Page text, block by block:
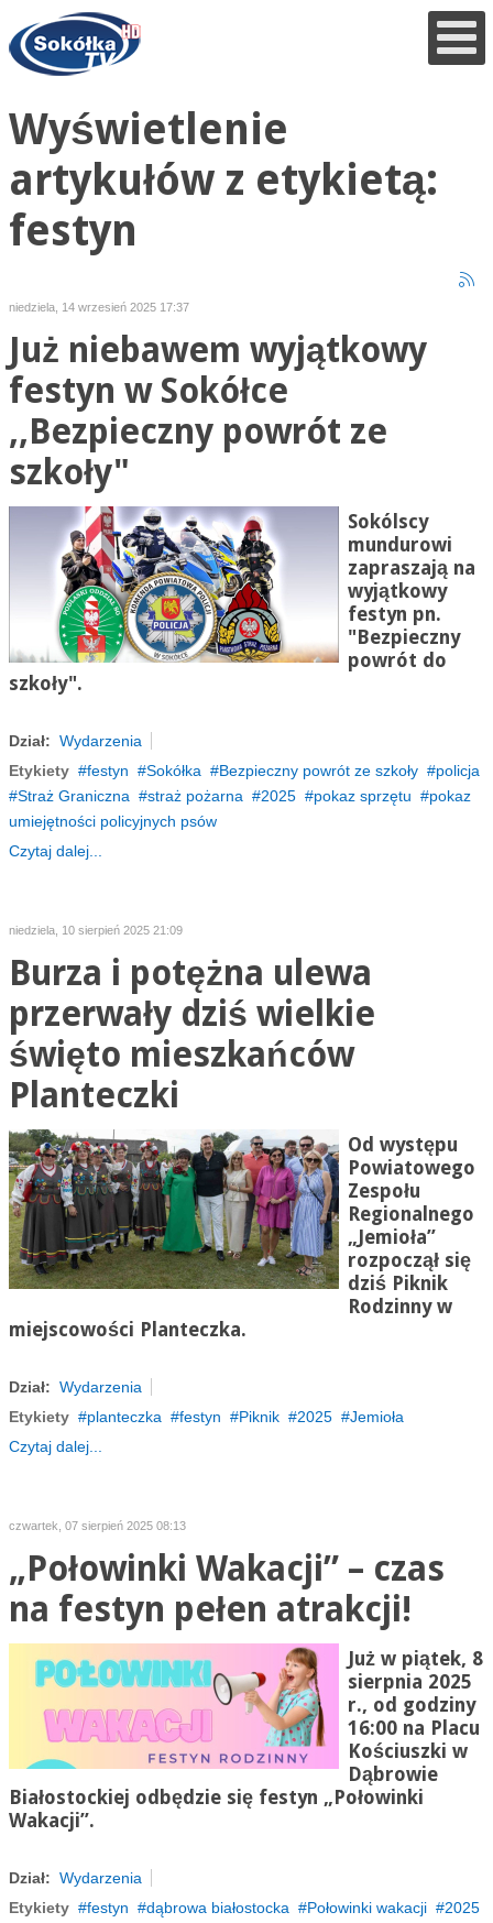
Wyświetlenie
artykułów z etykietą:
festyn
niedziela, 14 wrzesień 2025 17:37
Już niebawem wyjątkowy
festyn w Sokółce
,,Bezpieczny powrót ze
szkoły"
Sokólscy
mundurowi
zapraszają na
wyjątkowy
festyn pn.
"Bezpieczny
powrót do
szkoły".
Dział: Wydarzenia
Etykiety
festyn Sokółka Bezpieczny powrót ze szkoły
policja
Straż Graniczna
straż pożarna 2025 pokaz sprzętu
pokaz
umiejętności policyjnych psów
Czytaj dalej...
niedziela, 10 sierpień 2025 21:09
Burza i potężna ulewa
przerwały dziś wielkie
święto mieszkańców
Planteczki
Od występu
Powiatowego
Zespołu
Regionalnego
„Jemioła”
rozpoczął się
dziś Piknik
Rodzinny w
miejscowości Planteczka.
Dział: Wydarzenia
Etykiety
planteczka festyn Piknik 2025
Jemioła
Czytaj dalej...
czwartek, 07 sierpień 2025 08:13
„Połowinki Wakacji” – czas
na festyn pełen atrakcji!
Już w piątek, 8
sierpnia 2025
r., od godziny
16:00 na Placu
Kościuszki w
Dąbrowie
Białostockiej odbędzie się festyn „Połowinki
Wakacji”.
Dział: Wydarzenia
Etykiety
festyn dąbrowa białostocka Połowinki wakacji
2025